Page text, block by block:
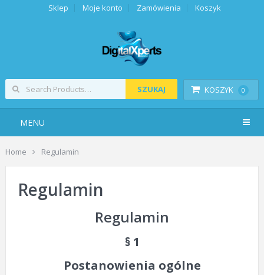
Sklep Moje konto Zamówienia Koszyk
KOSZYK 0
SZUKAJ
MENU
Home Regulamin
Regulamin
Regulamin
§ 1
Postanowienia ogólne